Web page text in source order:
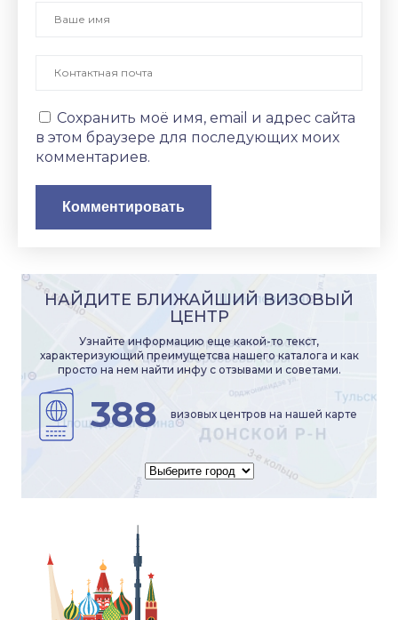
Сохранить моё имя, email и адрес сайта
в этом браузере для последующих моих
комментариев.
НАЙДИТЕ БЛИЖАЙШИЙ ВИЗОВЫЙ
ЦЕНТР
Узнайте информацию еще какой-то текст,
характеризующий преимущетсва нашего каталога и как
просто на нем найти инфу с отзывами и советами.
388 визовых центров на нашей карте